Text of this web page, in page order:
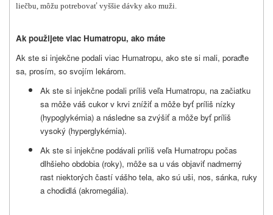
liečbu, môžu potrebovať vyššie dávky ako muži.
Ak použijete viac Humatropu, ako máte
Ak ste si injekčne podali viac Humatropu, ako ste si mali, poraďte
sa, prosím, so svojím lekárom.
Ak ste si injekčne podali príliš veľa Humatropu, na začiatku
sa môže váš cukor v krvi znížiť a môže byť príliš nízky
(hypoglykémia) a následne sa zvýšiť a môže byť príliš
vysoký (hyperglykémia).
Ak ste si injekčne podávali príliš veľa Humatropu počas
dlhšieho obdobia (roky), môže sa u vás objaviť nadmerný
rast niektorých častí vášho tela, ako sú uši, nos, sánka, ruky
a chodidlá (akromegália).